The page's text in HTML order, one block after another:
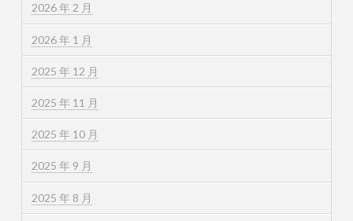
2026 年 2 月
2026 年 1 月
2025 年 12 月
2025 年 11 月
2025 年 10 月
2025 年 9 月
2025 年 8 月